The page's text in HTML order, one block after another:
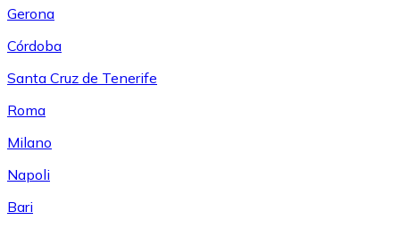
Gerona
Córdoba
Santa Cruz de Tenerife
Roma
Milano
Napoli
Bari